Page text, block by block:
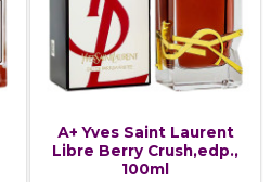
А+ Yves Saint Laurent
Libre Berry Crush,edp.,
100ml